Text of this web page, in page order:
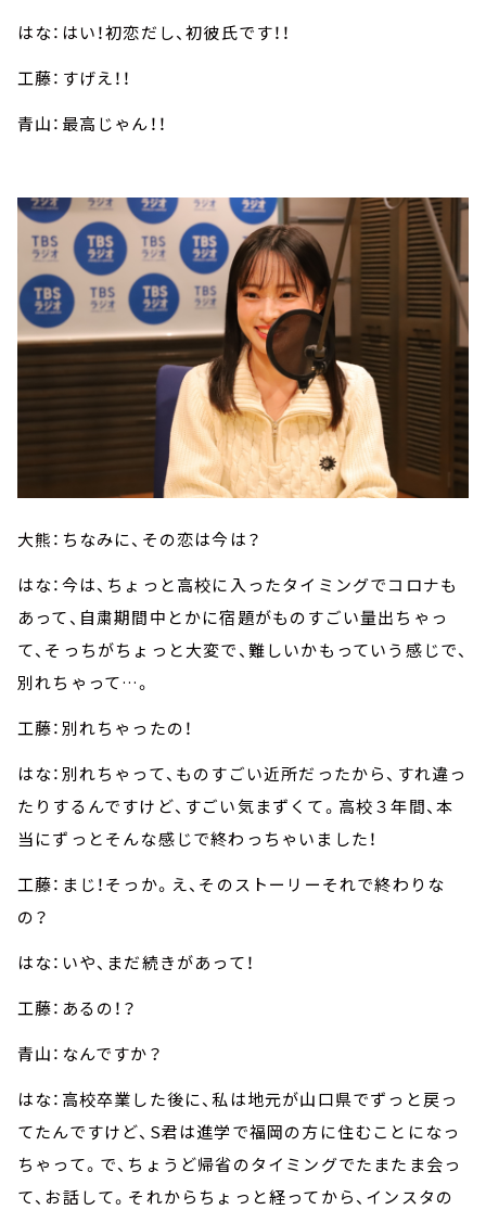
はな：はい！初恋だし、初彼氏です！！
工藤：すげえ！！
青山：最高じゃん！！
大熊：ちなみに、その恋は今は？
はな：今は、ちょっと高校に入ったタイミングでコロナも
あって、自粛期間中とかに宿題がものすごい量出ちゃっ
て、そっちがちょっと大変で、難しいかもっていう感じで、
別れちゃって…。
工藤：別れちゃったの！
はな：別れちゃって、ものすごい近所だったから、すれ違っ
たりするんですけど、すごい気まずくて。高校３年間、本
当にずっとそんな感じで終わっちゃいました！
工藤：まじ！そっか。え、そのストーリーそれで終わりな
の？
はな：いや、まだ続きがあって！
工藤：あるの！？
青山：なんですか？
はな：高校卒業した後に、私は地元が山口県でずっと戻っ
てたんですけど、S君は進学で福岡の方に住むことになっ
ちゃって。で、ちょうど帰省のタイミングでたまたま会っ
て、お話して。それからちょっと経ってから、インスタの